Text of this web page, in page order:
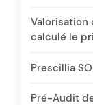
Valorisation
calculé le
Prescillia
Pré-Audit